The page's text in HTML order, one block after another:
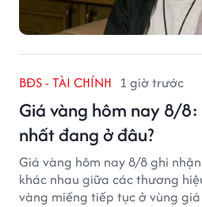
BĐS - TÀI CHÍNH 1 giờ trước
Giá vàng hôm nay 8/
nhất đang ở đâu?
Giá vàng hôm nay 8/8 ghi
khác nhau giữa các thương
vàng miếng tiếp tục ở vùng